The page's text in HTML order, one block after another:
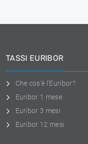
TASSI EURIBOR
Che cos'è l'Euribor?
Euribor 1 mese
Euribor 3 mesi
Euribor 12 mesi